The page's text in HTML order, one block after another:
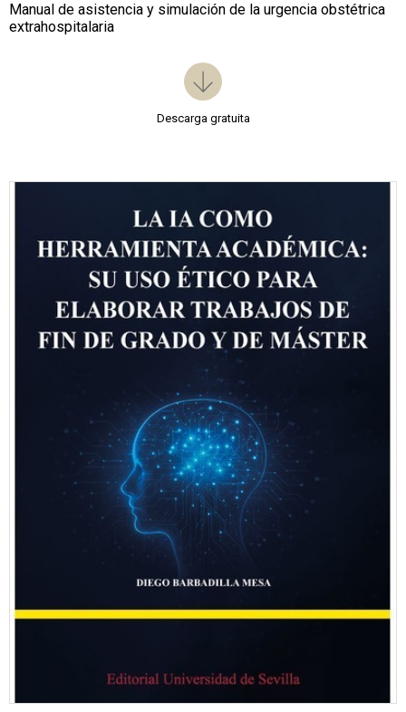
Manual de asistencia y simulación de la urgencia obstétrica
extrahospitalaria
Descarga gratuita